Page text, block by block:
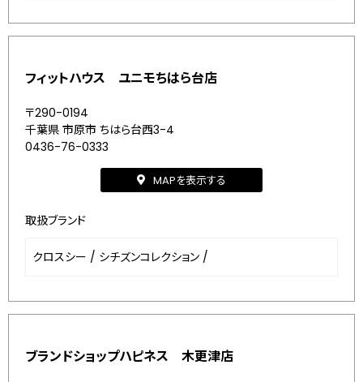
フィットハウス ユニモちはら台店
〒290-0194
千葉県 市原市 ちはら台西3-4
0436-76-0333
MAPを表示する
取扱ブランド
クロスシー / シチズンコレクション /
ブランドショップハピネス 木更津店